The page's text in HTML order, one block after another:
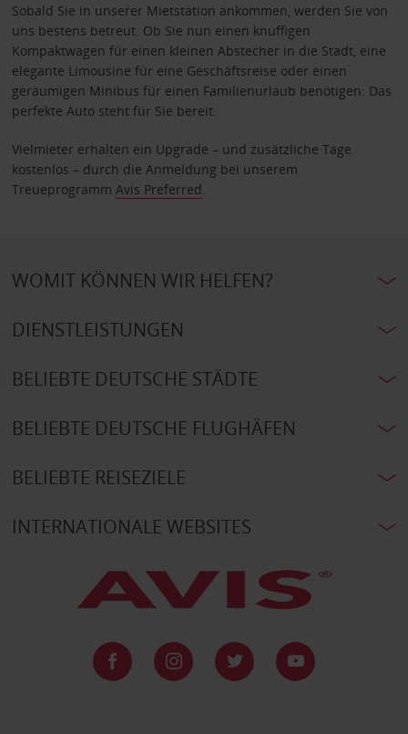
Sobald Sie in unserer Mietstation ankommen, werden Sie von
uns bestens betreut. Ob Sie nun einen knuffigen
Kompaktwagen für einen kleinen Abstecher in die Stadt, eine
elegante Limousine für eine Geschäftsreise oder einen
geräumigen Minibus für einen Familienurlaub benötigen: Das
perfekte Auto steht für Sie bereit.
Vielmieter erhalten ein Upgrade – und zusätzliche Tage
kostenlos – durch die Anmeldung bei unserem
Treueprogramm Avis Preferred
WOMIT KÖNNEN WIR HELFEN?
DIENSTLEISTUNGEN
BELIEBTE DEUTSCHE STÄDTE
BELIEBTE DEUTSCHE FLUGHÄFEN
BELIEBTE REISEZIELE
INTERNATIONALE WEBSITES